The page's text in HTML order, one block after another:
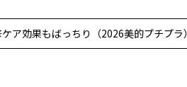
ア効果もばっちり（2026美的プチプラ）